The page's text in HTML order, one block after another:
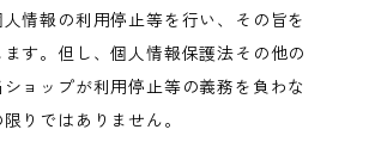
情報の利用停止等を行い、その旨を
す。但し、個人情報保護法その他の
ョップが利用停止等の義務を負わな
りではありません。